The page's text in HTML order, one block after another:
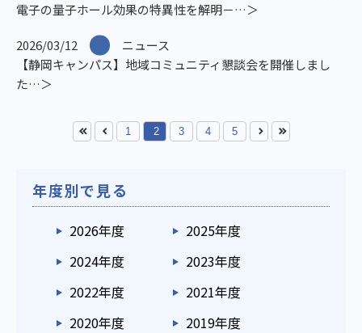
電子の量子ホール効果の特異性を解明－
2026/03/12
ニュース
【静岡キャンパス】地域コミュニティ懇談会を開催しまし
た
1 2 3 4 5
年度別で見る
2026年度
2025年度
2024年度
2023年度
2022年度
2021年度
2020年度
2019年度